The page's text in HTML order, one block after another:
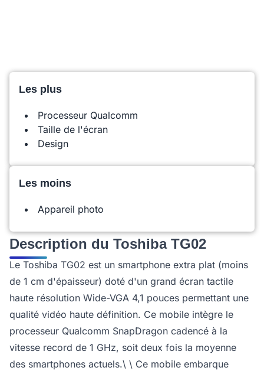
Les plus
Processeur Qualcomm
Taille de l'écran
Design
Les moins
Appareil photo
Description du Toshiba TG02
Le Toshiba TG02 est un smartphone extra plat (moins
de 1 cm d'épaisseur) doté d'un grand écran tactile
haute résolution Wide-VGA 4,1 pouces permettant une
qualité vidéo haute définition. Ce mobile intègre le
processeur Qualcomm SnapDragon cadencé à la
vitesse record de 1 GHz, soit deux fois la moyenne
des smartphones actuels.\ \ Ce mobile embarque